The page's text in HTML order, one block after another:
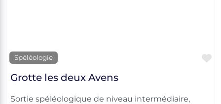
Spéléologie
Grotte les deux Avens
Sortie spéléologique de niveau intermédiaire,